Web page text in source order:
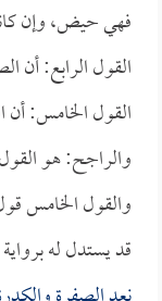
فهي حيض، وإن
القول الرابع: أن
القول الخامس:
والراجح: هو
والقول الخامس
قد يستدل له